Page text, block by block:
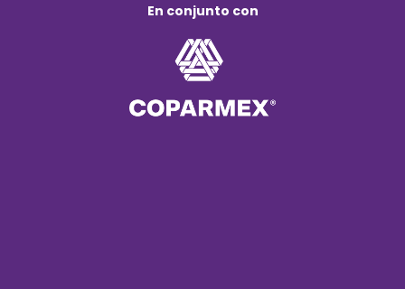
En conjunto con